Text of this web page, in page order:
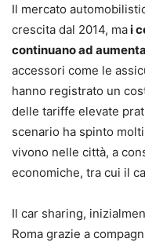
Il mercato
crescita dal 2014, mai
continuano ad
accessori come le
hanno registrato un
delle tariffe elevate
scenario ha spinto
vivono nelle città, a
economiche, tra cui il
Il car sharing,
Roma grazie a